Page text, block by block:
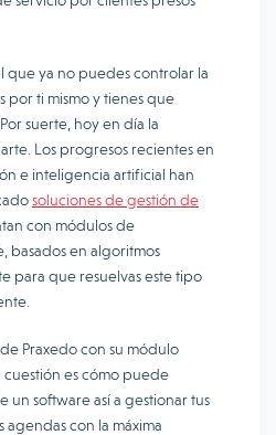
que ya no puedes controlar la
por ti mismo y tienes que
suerte, hoy en día la
Los progresos recientes en
e inteligencia artificial han
soluciones de gestión de
con módulos de
basados en algoritmos
para que resuelvas este tipo
Praxedo con su módulo
cuestión es cómo puede
un software así a gestionar tus
con la máxima